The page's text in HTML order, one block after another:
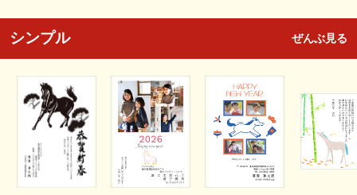
シンプル ぜんぶ見る